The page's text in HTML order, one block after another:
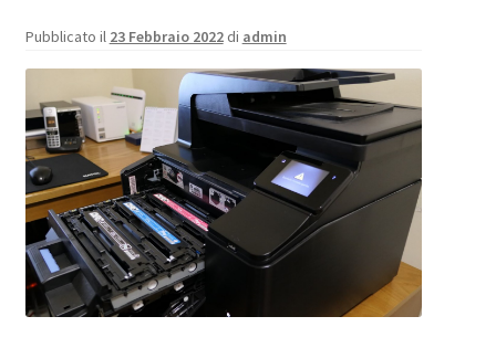
Pubblicato il 23 Febbraio 2022 di admin